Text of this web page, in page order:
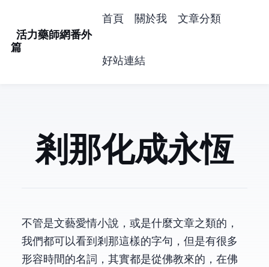
活力藥師網番外
篇
首頁 關於我 文章分類
好站連結
剎那化成永恆
不管是文藝愛情小說，或是什麼文章之類的，
我們都可以看到剎那這樣的字句，但是有很多
形容時間的名詞，其實都是從佛教來的，在佛